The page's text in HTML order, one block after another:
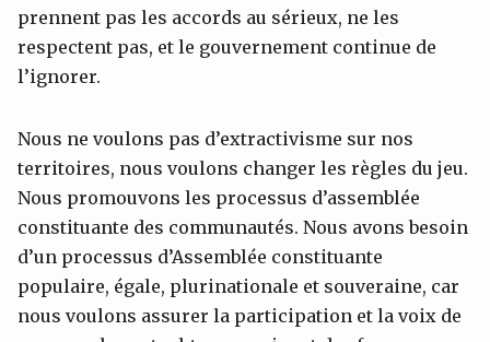
prennent pas les accords au sérieux, ne les
respectent pas, et le gouvernement continue de
l’ignorer.
Nous ne voulons pas d’extractivisme sur nos
territoires, nous voulons changer les règles du jeu.
Nous promouvons les processus d’assemblée
constituante des communautés. Nous avons besoin
d’un processus d’Assemblée constituante
populaire, égale, plurinationale et souveraine, car
nous voulons assurer la participation et la voix de